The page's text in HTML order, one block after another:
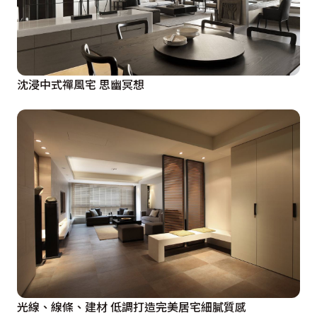
沈浸中式禪風宅 思幽冥想
光線、線條、建材 低調打造完美居宅細膩質感